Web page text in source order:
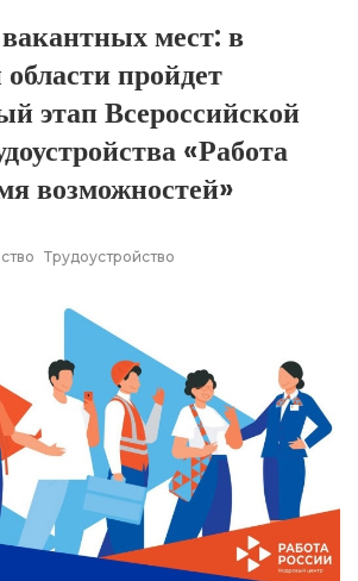
мест: в
пройдет
этап Всероссийской
«Работа
возможностей»
Трудоустройство